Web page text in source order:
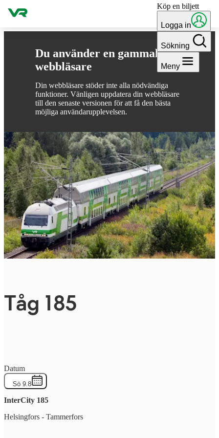
Du använder en gammal
webbläsare
Din webbläsare stöder inte alla nödvändiga
funktioner. Vänligen uppdatera din webbläsare
till den senaste versionen för att få den bästa
möjliga användarupplevelsen.
Gå till innehållet Köp en biljett
Logga in
Sökning
Meny
Tåg 185
Datum
Sö 9.8
InterCity 185
Helsingfors - Tammerfors